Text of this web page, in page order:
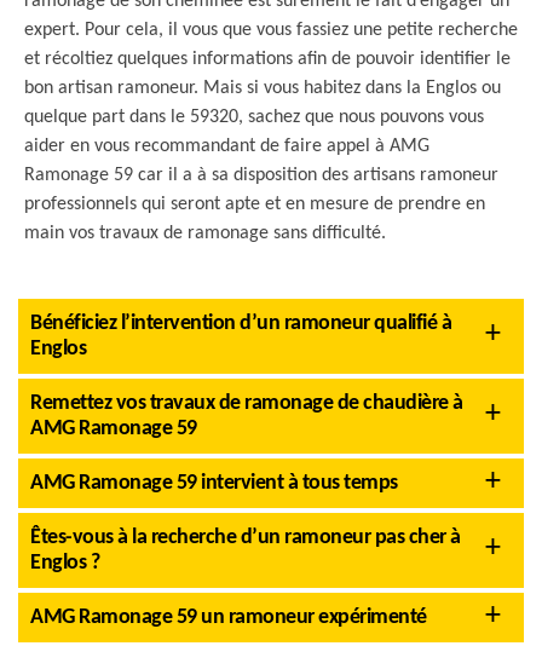
expert. Pour cela, il vous que vous fassiez une petite recherche
et récoltiez quelques informations afin de pouvoir identifier le
bon artisan ramoneur. Mais si vous habitez dans la Englos ou
quelque part dans le 59320, sachez que nous pouvons vous
aider en vous recommandant de faire appel à AMG
Ramonage 59 car il a à sa disposition des artisans ramoneur
professionnels qui seront apte et en mesure de prendre en
main vos travaux de ramonage sans difficulté.
Bénéficiez l’intervention d’un ramoneur qualifié à
Englos
Remettez vos travaux de ramonage de chaudière à
AMG Ramonage 59
AMG Ramonage 59 intervient à tous temps
Êtes-vous à la recherche d’un ramoneur pas cher à
Englos ?
AMG Ramonage 59 un ramoneur expérimenté